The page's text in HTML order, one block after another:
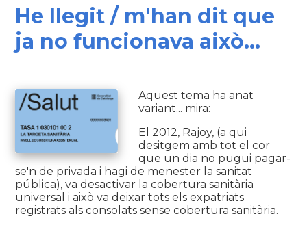
He llegit / m'han dit que
ja no funcionava això...
Aquest tema ha anat
variant... mira:
El 2012, Rajoy, (a qui
desitgem amb tot el cor
que un dia no pugui pagar-
se'n de privada i hagi de menester la sanitat
pública), va desactivar la cobertura sanitària
universal i això va deixar tots els expatriats
registrats als consolats sense cobertura sanitària.